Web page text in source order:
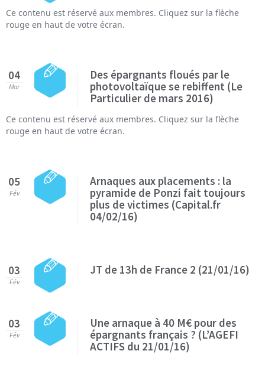
Ce contenu est réservé aux membres. Cliquez sur la flèche
rouge en haut de votre écran.
04
Mar
Des épargnants floués par le
photovoltaïque se rebiffent (Le
Particulier de mars 2016)
Ce contenu est réservé aux membres. Cliquez sur la flèche
rouge en haut de votre écran.
05
Fév
Arnaques aux placements : la
pyramide de Ponzi fait toujours
plus de victimes (Capital.fr
04/02/16)
03
Fév
JT de 13h de France 2 (21/01/16)
03
Fév
Une arnaque à 40 M€ pour des
épargnants français ? (L’AGEFI
ACTIFS du 21/01/16)